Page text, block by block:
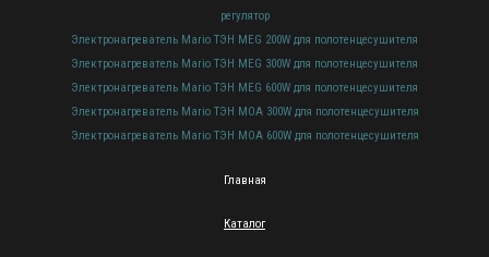
регулятор
Электронагреватель Mario ТЭН MEG 200W для полотенцесушителя
Электронагреватель Mario ТЭН MEG 300W для полотенцесушителя
Электронагреватель Mario ТЭН MEG 600W для полотенцесушителя
Электронагреватель Mario ТЭН MOA 300W для полотенцесушителя
Электронагреватель Mario ТЭН MOA 600W для полотенцесушителя
Главная
Каталог